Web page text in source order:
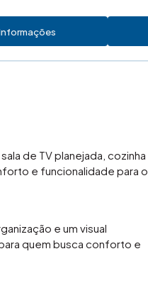
de TV planejada, cozinha
e funcionalidade para o
e um visual
quem busca conforto e